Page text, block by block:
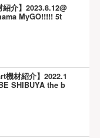
紹介】2023.8.12@
MyGO!!!!! 5t
機材紹介】2022.1
SHIBUYA the b